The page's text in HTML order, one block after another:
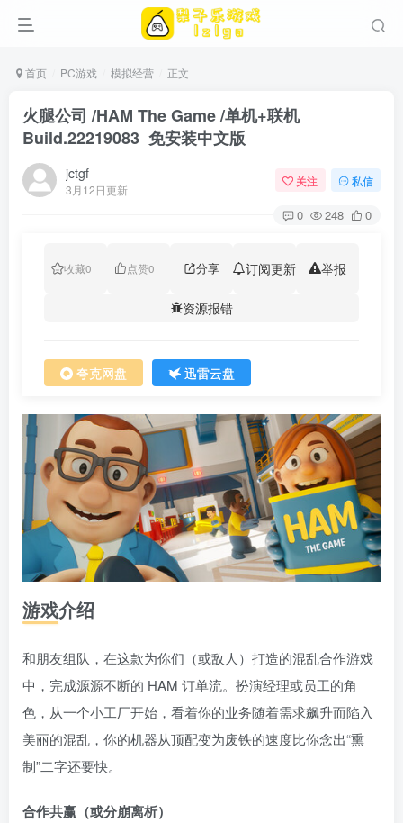
首页 PC游戏 模拟经营 正文
火腿公司 /HAM The Game /单机+联机
Build.22219083 免安装中文版
jctgf
3月12日更新
关注 私信
0 248 0
收藏0 点赞0 分享 订阅更新 举报
资源报错
夸克网盘 迅雷云盘
游戏介绍
和朋友组队，在这款为你们（或敌人）打造的混乱合作游戏
中，完成源源不断的 HAM 订单流。扮演经理或员工的角
色，从一个小工厂开始，看着你的业务随着需求飙升而陷入
美丽的混乱，你的机器从顶配变为废铁的速度比你念出“熏
制”二字还要快。
合作共赢（或分崩离析）